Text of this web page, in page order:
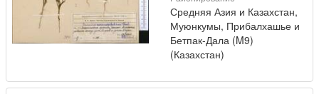
Средняя Азия и Казахстан,
Муюнкумы, Прибалхашье и
Бетпак-Дала (M9)
(Казахстан)